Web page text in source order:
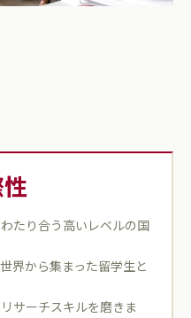
たり合う高いレベルの国
界から集まった留学生と
サーチスキルを磨きま